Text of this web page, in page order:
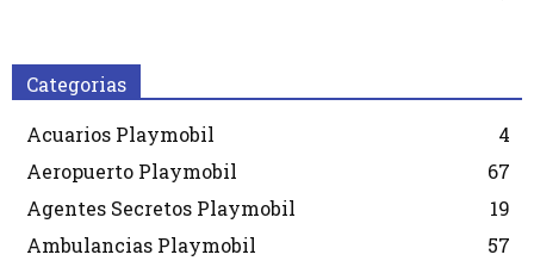
Categorias
Acuarios Playmobil
4
Aeropuerto Playmobil
67
Agentes Secretos Playmobil
19
Ambulancias Playmobil
57